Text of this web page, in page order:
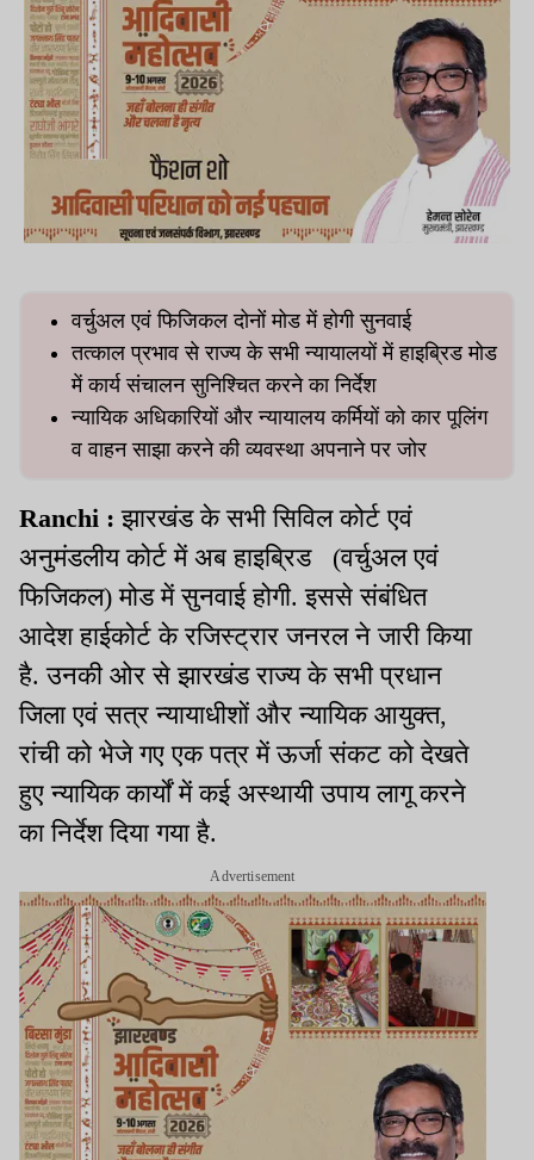
वर्चुअल एवं फिजिकल दोनों मोड में होगी सुनवाई
तत्काल प्रभाव से राज्य के सभी न्यायालयों में हाइब्रिड मोड
में कार्य संचालन सुनिश्चित करने का निर्देश
न्यायिक अधिकारियों और न्यायालय कर्मियों को कार पूलिंग
व वाहन साझा करने की व्यवस्था अपनाने पर जोर
Ranchi :झारखंड के सभी सिविल कोर्ट एवं
अनुमंडलीय कोर्ट में अब हाइब्रिड (वर्चुअल एवं
फिजिकल) मोड में सुनवाई होगी. इससे संबंधित
आदेश हाईकोर्ट के रजिस्ट्रार जनरल ने जारी किया
है. उनकी ओर से झारखंड राज्य के सभी प्रधान
जिला एवं सत्र न्यायाधीशों और न्यायिक आयुक्त,
रांची को भेजे गए एक पत्र में ऊर्जा संकट को देखते
हुए न्यायिक कार्यों में कई अस्थायी उपाय लागू करने
का निर्देश दिया गया है.
Advertisement